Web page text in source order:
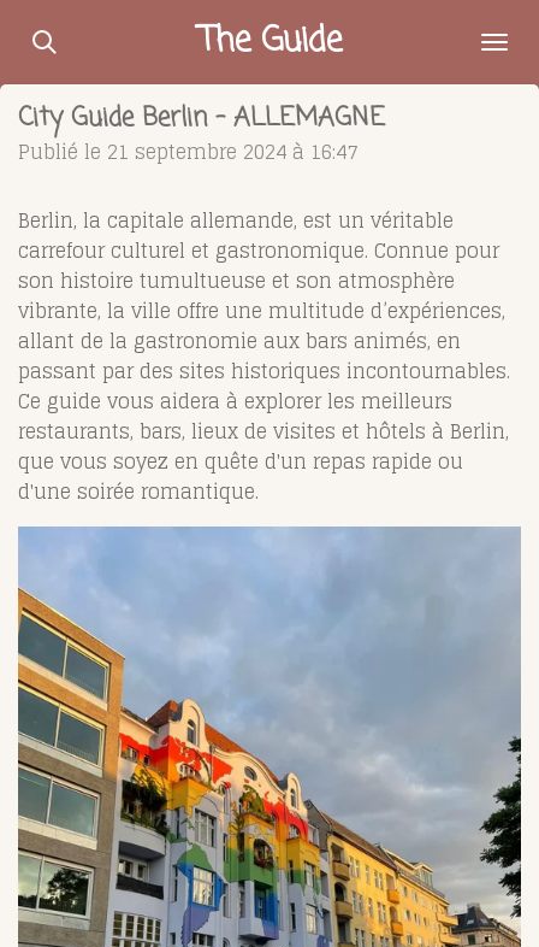
Passer
contenu
principal
The Guide
City Guide Berlin - ALLEMAGNE
Publié le 21 septembre 2024 à 16:47
Berlin, la capitale allemande, est un véritable
carrefour culturel et gastronomique. Connue pour
son histoire tumultueuse et son atmosphère
vibrante, la ville offre une multitude d’expériences,
allant de la gastronomie aux bars animés, en
passant par des sites historiques incontournables.
Ce guide vous aidera à explorer les meilleurs
restaurants, bars, lieux de visites et hôtels à Berlin,
que vous soyez en quête d'un repas rapide ou
d'une soirée romantique.